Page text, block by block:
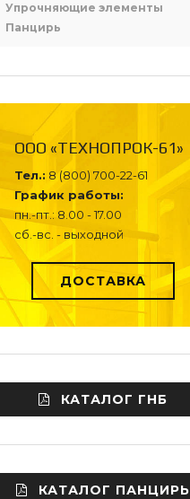
Упрочняющие элементы
Панцирь
ООО «ТЕХНОПРОК-61»
Тел.: 8 (800) 700-22-61
График работы:
пн.-пт.: 8.00 - 17.00
сб.-вс. - выходной
ДОСТАВКА
КАТАЛОГ ГНБ
КАТАЛОГ ПАНЦИРЬ